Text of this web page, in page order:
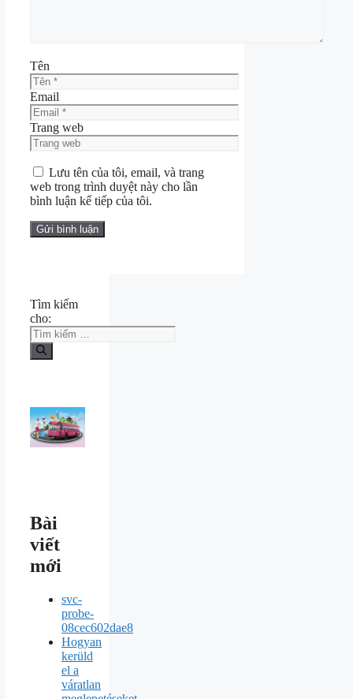
Tên
Email
Trang web
Lưu tên của tôi, email, và trang
web trong trình duyệt này cho lần
bình luận kế tiếp của tôi.
Tìm kiếm
cho:
Bài
viết
mới
svc-
probe-
08cec602dae8
Hogyan
kerüld
el a
váratlan